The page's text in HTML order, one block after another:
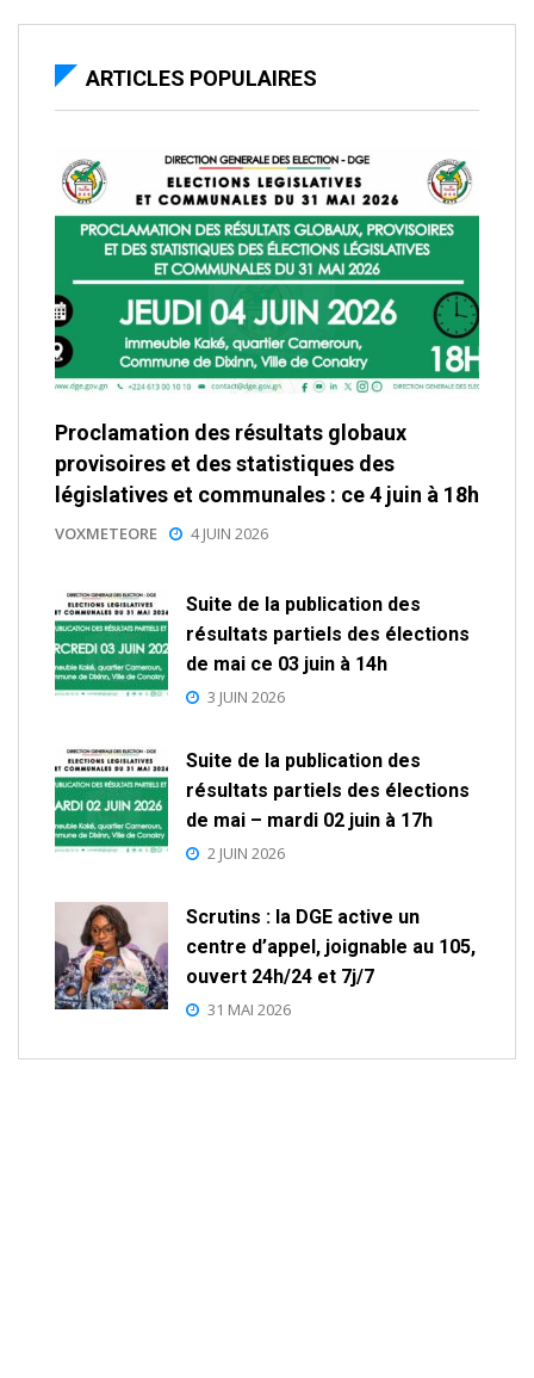
ARTICLES POPULAIRES
Proclamation des résultats globaux
provisoires et des statistiques des
législatives et communales : ce 4 juin à 18h
VOXMETEORE 4 JUIN 2026
Suite de la publication des
résultats partiels des élections
de mai ce 03 juin à 14h
3 JUIN 2026
Suite de la publication des
résultats partiels des élections
de mai – mardi 02 juin à 17h
2 JUIN 2026
Scrutins : la DGE active un
centre d’appel, joignable au 105,
ouvert 24h/24 et 7j/7
31 MAI 2026